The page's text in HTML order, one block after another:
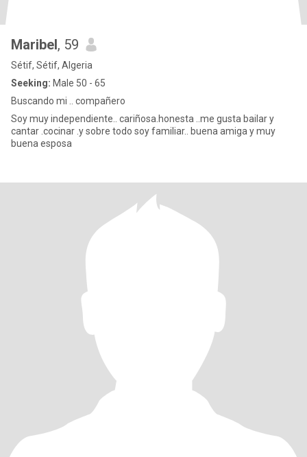
Maribel, 59
Sétif, Sétif, Algeria
Seeking: Male 50 - 65
Buscando mi .. compañero
Soy muy independiente.. cariñosa.honesta ..me gusta bailar y
cantar .cocinar .y sobre todo soy familiar.. buena amiga y muy
buena esposa